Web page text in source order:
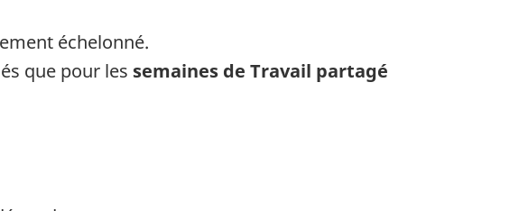
échelonné.
que pour les semaines de Travail partagé